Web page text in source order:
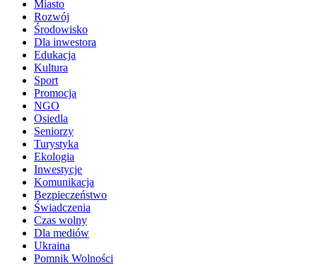
Miasto
Rozwój
Środowisko
Dla inwestora
Edukacja
Kultura
Sport
Promocja
NGO
Osiedla
Seniorzy
Turystyka
Ekologia
Inwestycje
Komunikacja
Bezpieczeństwo
Świadczenia
Czas wolny
Dla mediów
Ukraina
Pomnik Wolności